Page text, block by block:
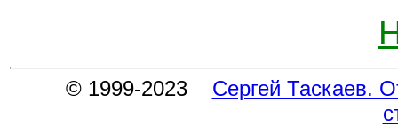
© 1999-2023 Сергей Таскаев.